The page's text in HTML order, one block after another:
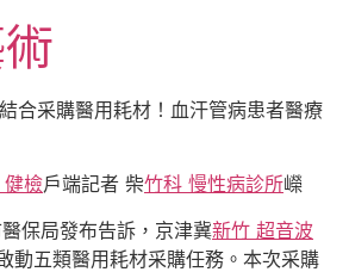
合采購醫用耗材！血汗管病患者醫療
健檢戶端記者 柴竹科 慢性病診所嶸
保局發布告訴，京津冀新竹 超音波
動五類醫用耗材采購任務。本次采購